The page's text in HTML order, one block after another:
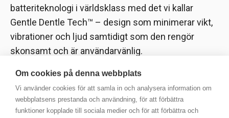
batteriteknologi i världsklass med det vi kallar
Gentle Dentle Tech™ – design som minimerar vikt,
vibrationer och ljud samtidigt som den rengör
skonsamt och är användarvänlig.
© 2025 Scandinavian Good Business AB
Om cookies på denna webbplats
Vi använder cookies för att samla in och analysera information om
webbplatsens prestanda och användning, för att förbättra
funktioner kopplade till sociala medier och för att förbättra och